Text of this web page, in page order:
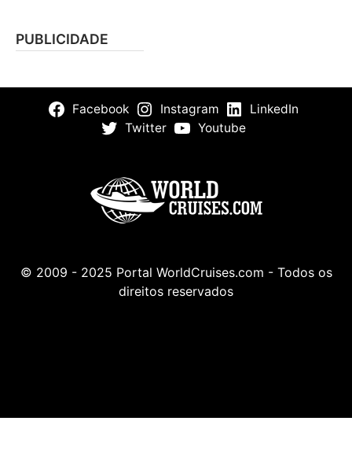
PUBLICIDADE
Facebook Instagram
LinkedIn
Twitter
Youtube
© 2009 - 2025 Portal WorldCruises.com - Todos os
direitos reservados